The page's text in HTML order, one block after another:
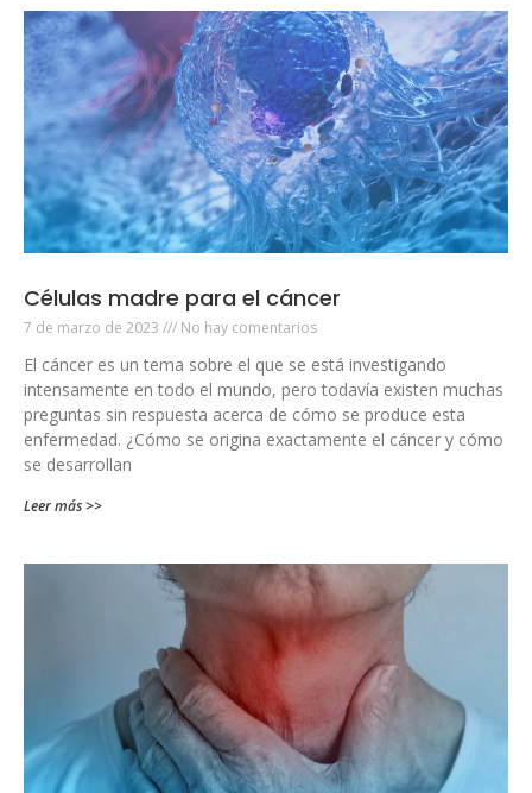
Células madre para el cáncer
7 de marzo de 2023 No hay comentarios
El cáncer es un tema sobre el que se está investigando
intensamente en todo el mundo, pero todavía existen muchas
preguntas sin respuesta acerca de cómo se produce esta
enfermedad. ¿Cómo se origina exactamente el cáncer y cómo
se desarrollan
Leer más >>